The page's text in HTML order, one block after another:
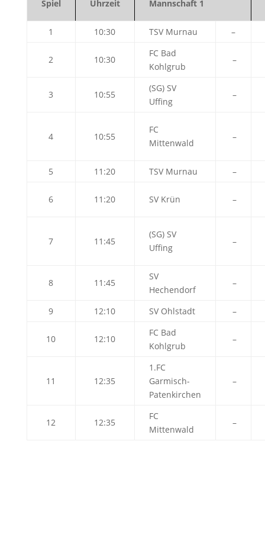
Spiel Uhrzeit Mannschaft 1
1 10:30 TSV Murnau –
2 10:30
FC Bad
Kohlgrub
–
3 10:55
(SG) SV
Uffing
–
4 10:55
FC
Mittenwald
–
5 11:20 TSV Murnau –
6 11:20 SV Krün –
7 11:45
(SG) SV
Uffing
–
8 11:45
SV
Hechendorf
–
9 12:10 SV Ohlstadt –
10 12:10
FC Bad
Kohlgrub
–
11 12:35
1.FC
Garmisch-
Patenkirchen
–
12 12:35
FC
Mittenwald
–